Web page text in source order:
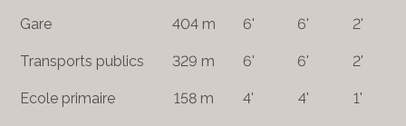
Gare 404 m 6' 6' 2'
Transports publics 329 m 6' 6' 2'
Ecole primaire 158 m 4' 4' 1'